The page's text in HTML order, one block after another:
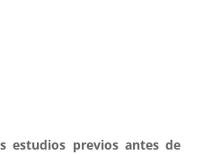
estudios previos antes de